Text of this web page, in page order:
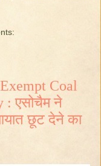
Coal
: एसोचैम ने
छूट देने का